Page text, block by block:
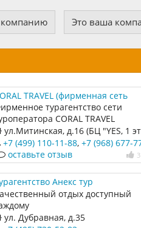
компанию Это ваша
TRAVEL (фирменная сеть
ТИО)
турагентство сети
CORAL TRAVEL
своим клиентам
по массовым направлениям
ул.Митинская, д.16 (БЦ "YES, 1
+7 (499) 110-11-88, +7 (968) 677-
3
оставьте отзыв
Анекс тур
отдых доступный
ул. Дубравная, д.35